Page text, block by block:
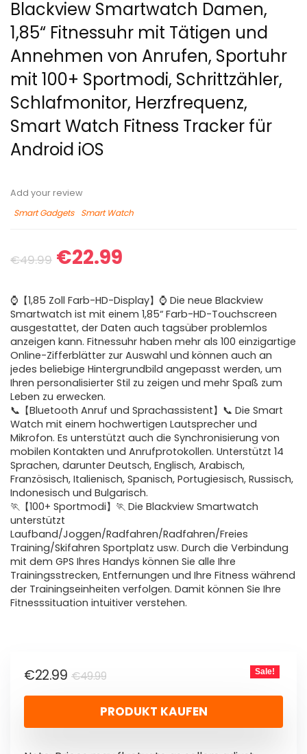
Blackview Smartwatch Damen,
1,85“ Fitnessuhr mit Tätigen und
Annehmen von Anrufen, Sportuhr
mit 100+ Sportmodi, Schrittzähler,
Schlafmonitor, Herzfrequenz,
Smart Watch Fitness Tracker für
Android iOS
Add your review
Smart Gadgets
Smart Watch
€49.99 €22.99
⌚【1,85 Zoll Farb-HD-Display】⌚ Die neue Blackview
Smartwatch ist mit einem 1,85“ Farb-HD-Touchscreen
ausgestattet, der Daten auch tagsüber problemlos
anzeigen kann. Fitnessuhr haben mehr als 100 einzigartige
Online-Zifferblätter zur Auswahl und können auch an
jedes beliebige Hintergrundbild angepasst werden, um
Ihren personalisierter Stil zu zeigen und mehr Spaß zum
Leben zu erwecken.
📞【Bluetooth Anruf und Sprachassistent】📞 Die Smart
Watch mit einem hochwertigen Lautsprecher und
Mikrofon. Es unterstützt auch die Synchronisierung von
mobilen Kontakten und Anrufprotokollen. Unterstützt 14
Sprachen, darunter Deutsch, Englisch, Arabisch,
Französisch, Italienisch, Spanisch, Portugiesisch, Russisch,
Indonesisch und Bulgarisch.
🏃【100+ Sportmodi】🏃 Die Blackview Smartwatch
unterstützt
Laufband/Joggen/Radfahren/Radfahren/Freies
Training/Skifahren Sportplatz usw. Durch die Verbindung
mit dem GPS Ihres Handys können Sie alle Ihre
Trainingsstrecken, Entfernungen und Ihre Fitness während
der Trainingseinheiten verfolgen. Damit können Sie Ihre
Fitnesssituation intuitiver verstehen.
€49.99
€22.99 Sale!
PRODUKT KAUFEN